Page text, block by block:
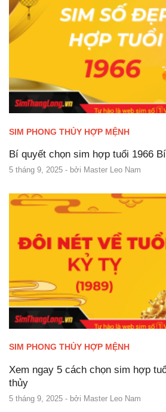
SIM PHONG THỦY HỢP MỆNH
Bí quyết chọn sim hợp tuổi 1966
5 tháng 9, 2025 - bởi Master Leo Nam
SIM PHONG THỦY HỢP MỆNH
Xem ngay 5 cách chọn sim hợp
thủy
5 tháng 9, 2025 - bởi Master Leo Nam